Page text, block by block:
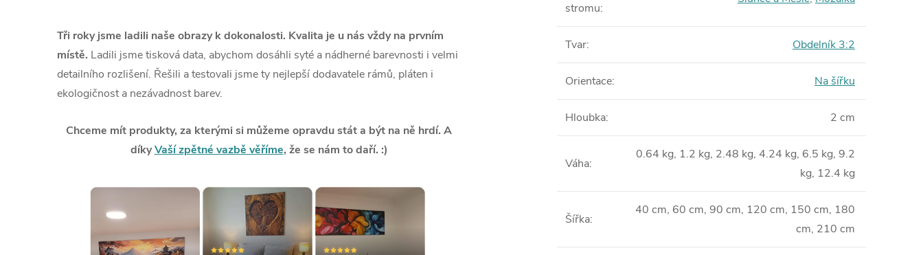
Tři roky jsme ladili naše obrazy k dokonalosti. Kvalita je u nás vždy na prvním
místě. Ladili jsme tisková data, abychom dosáhli syté a nádherné barevnosti i velmi
detailního rozlišení. Řešili a testovali jsme ty nejlepší dodavatele rámů, pláten i
ekologičnost a nezávadnost barev.
Chceme mít produkty, za kterými si můžeme opravdu stát a být na ně hrdí. A
díkyVaší zpětné vazbě věříme, že se nám to daří. :)
stromu:
Tvar: Obdelník 3:2
Orientace: Na šířku
Hloubka: 2 cm
Váha:
0.64 kg, 1.2 kg, 2.48 kg, 4.24 kg, 6.5 kg, 9.2
kg, 12.4 kg
Šířka:
40 cm, 60 cm, 90 cm, 120 cm, 150 cm, 180
cm, 210 cm